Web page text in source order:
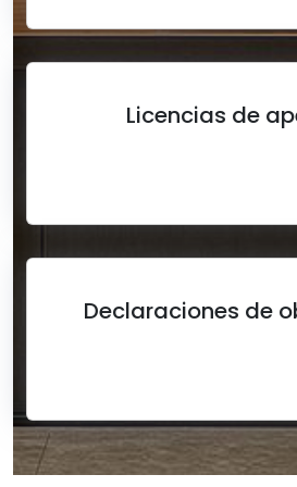
Licencias de
Declaraciones de